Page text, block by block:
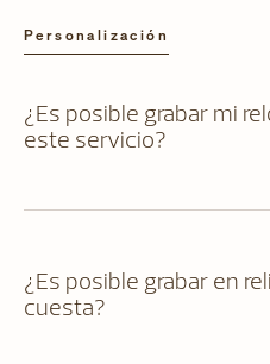
Personalización
¿Es posible grabar mi
este servicio?
¿Es posible grabar en
cuesta?